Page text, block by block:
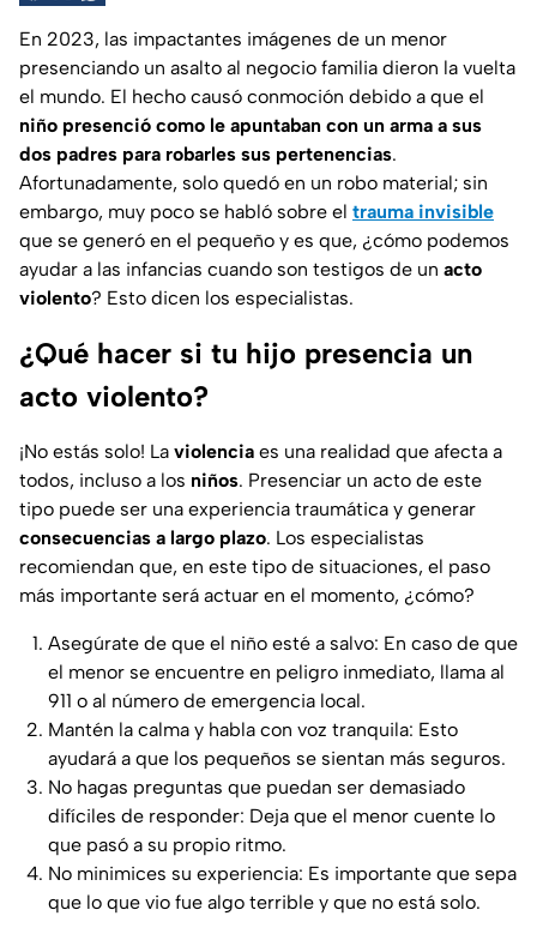
En 2023, las impactantes imágenes de un menor
presenciando un asalto al negocio familia dieron la vuelta
el mundo. El hecho causó conmoción debido a que el
niño presenció como le apuntaban con un arma a sus
dos padres para robarles sus pertenencias.
Afortunadamente, solo quedó en un robo material; sin
embargo, muy poco se habló sobre el trauma invisible
que se generó en el pequeño y es que, ¿cómo podemos
ayudar a las infancias cuando son testigos de un acto
violento? Esto dicen los especialistas.
¿Qué hacer si tu hijo presencia un
acto violento?
¡No estás solo! La violencia es una realidad que afecta a
todos, incluso a los niños. Presenciar un acto de este
tipo puede ser una experiencia traumática y generar
consecuencias a largo plazo. Los especialistas
recomiendan que, en este tipo de situaciones, el paso
más importante será actuar en el momento, ¿cómo?
Asegúrate de que el niño esté a salvo: En caso de que
el menor se encuentre en peligro inmediato, llama al
911 o al número de emergencia local.
Mantén la calma y habla con voz tranquila: Esto
ayudará a que los pequeños se sientan más seguros.
No hagas preguntas que puedan ser demasiado
difíciles de responder: Deja que el menor cuente lo
que pasó a su propio ritmo.
No minimices su experiencia: Es importante que sepa
que lo que vio fue algo terrible y que no está solo.